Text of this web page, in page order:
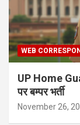
WEB
UP Home
पर बम्पर भर्ती
November 26,